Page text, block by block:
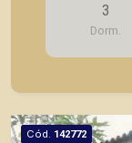
- Quintal; - 04
como
agilidade e
Preto.
3
Dorm.
Cód. 142772